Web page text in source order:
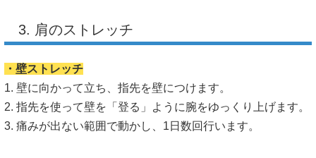
3. 肩のストレッチ
・壁ストレッチ
1. 壁に向かって立ち、指先を壁につけます。
2. 指先を使って壁を「登る」ように腕をゆっくり上げます。
3. 痛みが出ない範囲で動かし、1日数回行います。